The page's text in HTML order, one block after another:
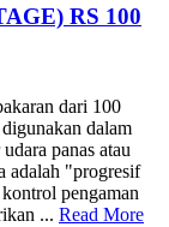
RS 100
dari 100
dalam
panas atau
adalah "progresif
pengaman
... Read More